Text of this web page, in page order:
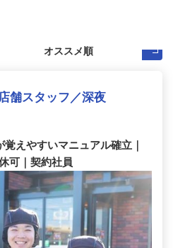
舗スタッフ／深夜
覚えやすいマニュアル確立｜
可｜契約社員